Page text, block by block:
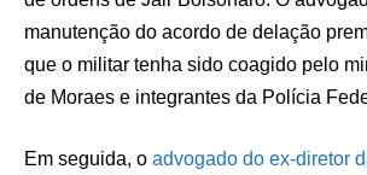
manutenção do acordo de delação
que o militar tenha sido coagido pelo
de Moraes e integrantes da Polícia
Em seguida, o advogado do ex-diretor